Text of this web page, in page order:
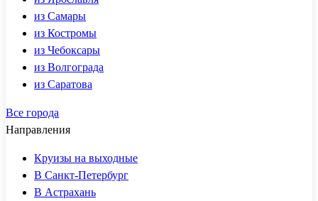
из Самары
из Костромы
из Чебоксары
из Волгограда
из Саратова
Все города
Направления
Круизы на выходные
В Санкт-Петербург
В Астрахань